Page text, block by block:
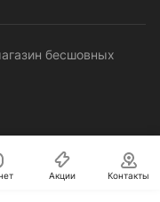
бесшовных
Акции Контакты